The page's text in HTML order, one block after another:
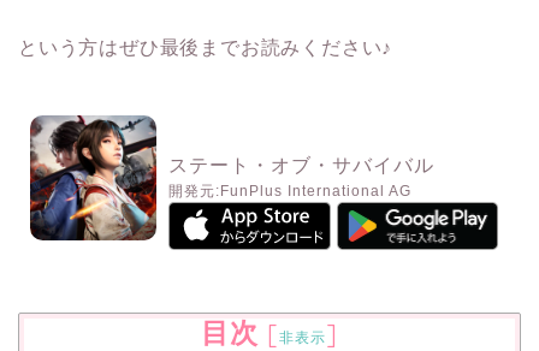
という方はぜひ最後までお読みください♪
ステート・オブ・サバイバル
開発元: FunPlus International AG
目次 [非表示]